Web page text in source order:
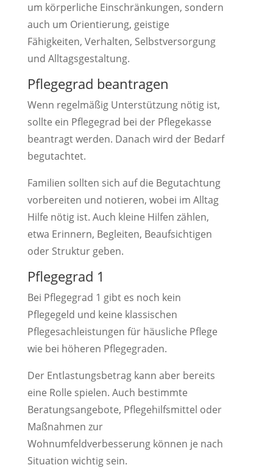
um körperliche Einschränkungen, sondern
auch um Orientierung, geistige
Fähigkeiten, Verhalten, Selbstversorgung
und Alltagsgestaltung.
Pflegegrad beantragen
Wenn regelmäßig Unterstützung nötig ist,
sollte ein Pflegegrad bei der Pflegekasse
beantragt werden. Danach wird der Bedarf
begutachtet.
Familien sollten sich auf die Begutachtung
vorbereiten und notieren, wobei im Alltag
Hilfe nötig ist. Auch kleine Hilfen zählen,
etwa Erinnern, Begleiten, Beaufsichtigen
oder Struktur geben.
Pflegegrad 1
Bei Pflegegrad 1 gibt es noch kein
Pflegegeld und keine klassischen
Pflegesachleistungen für häusliche Pflege
wie bei höheren Pflegegraden.
Der Entlastungsbetrag kann aber bereits
eine Rolle spielen. Auch bestimmte
Beratungsangebote, Pflegehilfsmittel oder
Maßnahmen zur
Wohnumfeldverbesserung können je nach
Situation wichtig sein.